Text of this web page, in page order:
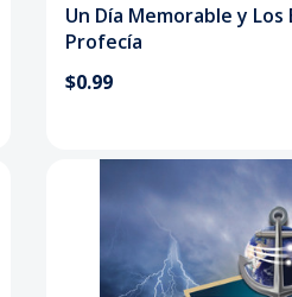
Un Día Memorable y
Profecía
$0.99